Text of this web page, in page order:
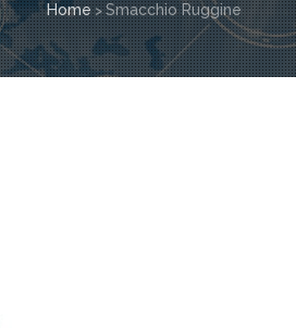
Home>Smacchio Ruggine